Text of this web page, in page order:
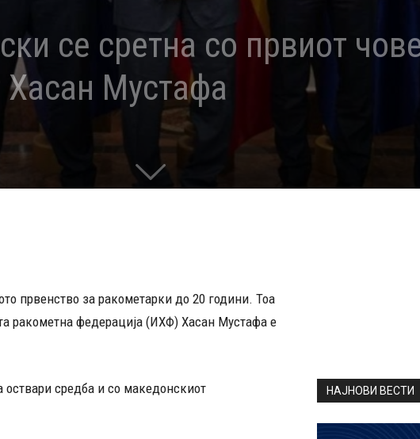
се сретна со првиот
Хасан Мустафа
првенство за ракометарки до 20 години. Тоа
ракометна федерација (ИХФ) Хасан Мустафа е
средба и со македонскиот
НАЈНОВИ ВЕСТИ